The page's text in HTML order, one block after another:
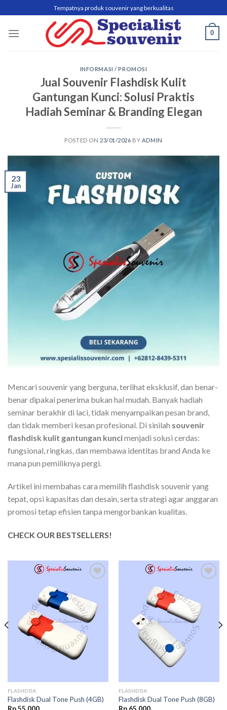
to
content
Tempatnya produk souvenir yang berkualitas
0
INFORMASI / PROMOSI
Jual Souvenir Flashdisk Kulit
Gantungan Kunci: Solusi Praktis
Hadiah Seminar & Branding Elegan
POSTED ON 23/01/2026 BY ADMIN
23
Jan
Mencari souvenir yang berguna, terlihat eksklusif, dan benar-
benar dipakai penerima bukan hal mudah. Banyak hadiah
seminar berakhir di laci, tidak menyampaikan pesan brand,
dan tidak memberi kesan profesional. Di sinilah souvenir
flashdisk kulit gantungan kuncimenjadi solusi cerdas:
fungsional, ringkas, dan membawa identitas brand Anda ke
mana pun pemiliknya pergi.
Artikel ini membahas cara memilih flashdisk souvenir yang
tepat, opsi kapasitas dan desain, serta strategi agar anggaran
promosi tetap efisien tanpa mengorbankan kualitas.
CHECK OUR BESTSELLERS!
Add to
wishlist
FLASHDISK
Flashdisk Dual Tone Push (4GB)
Add to
wishlist
FLASHDISK
Flashdisk Dual Tone Push (8GB)